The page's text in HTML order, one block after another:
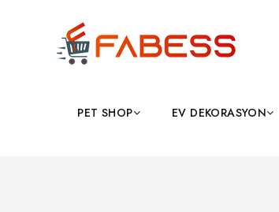
PET SHOP EV DEKORASYON